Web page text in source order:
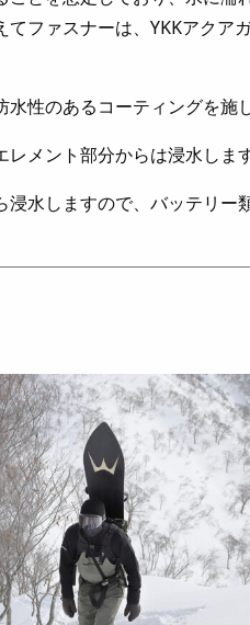
ファスナーは、YKKアクア
性のあるコーティングを施
メント部分からは浸水しま
水しますので、バッテリー